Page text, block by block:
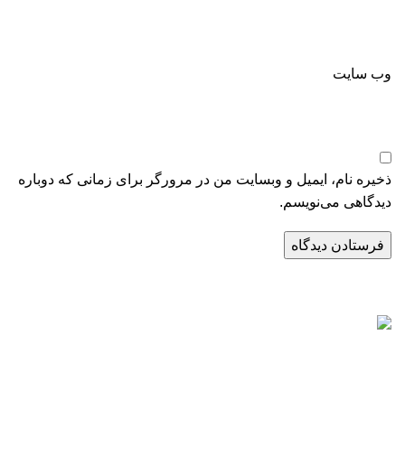
وب‌ سایت
ذخیره نام، ایمیل و وبسایت من در مرورگر برای زمانی که دوباره
دیدگاهی می‌نویسم.